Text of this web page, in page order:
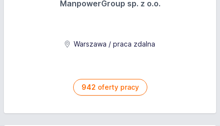
ManpowerGroup sp. z o.o.
Warszawa / praca zdalna
942 oferty pracy